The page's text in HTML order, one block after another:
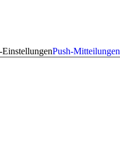
Push-Mitteilungen